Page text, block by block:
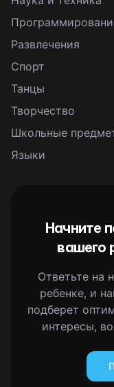
Развлечения
Спорт
Танцы
Творчество
Школьные
Языки
Начните
вашего
Ответьте на
ребенке, и
подберет
интересы,